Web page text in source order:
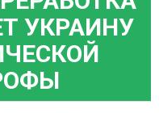
УКРАИНУ